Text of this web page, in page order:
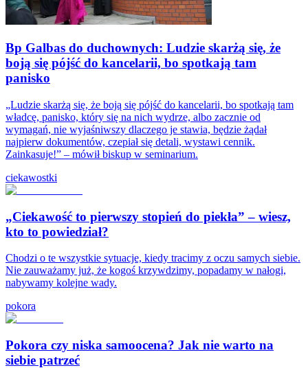
Bp Galbas do duchownych: Ludzie skarżą się, że
boją się pójść do kancelarii, bo spotkają tam
panisko
„Ludzie skarżą się, że boją się pójść do kancelarii, bo spotkają tam
władcę, panisko, który się na nich wydrze, albo zacznie od
wymagań, nie wyjaśniwszy dlaczego je stawia, będzie żądał
najpierw dokumentów, czepiał się detali, wystawi cennik.
Zainkasuje!” – mówił biskup w seminarium.
ciekawostki
„Ciekawość to pierwszy stopień do piekła” – wiesz,
kto to powiedział?
Chodzi o te wszystkie sytuacje, kiedy tracimy z oczu samych siebie.
Nie zauważamy już, że kogoś krzywdzimy, popadamy w nałogi,
nabywamy kolejne wady.
pokora
Pokora czy niska samoocena? Jak nie warto na
siebie patrzeć